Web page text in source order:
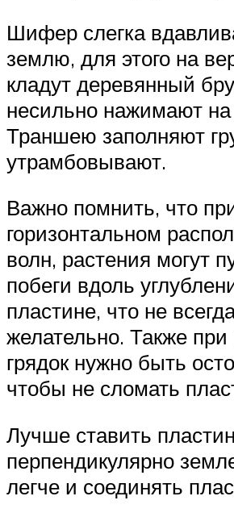
Шифер слегка
землю, для этого на
кладут деревянный
несильно нажимают на
Траншею заполняют
утрамбовывают.
Важно помнить, что
горизонтальном
волн, растения могут
побеги вдоль
пластине, что не
желательно. Также при
грядок нужно быть
чтобы не сломать
Лучше ставить
перпендикулярно
легче и соединять